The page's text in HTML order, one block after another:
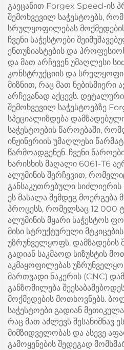
გაეცანით Forgex Speed-ის
შემოხვევილ საჭესტოებს,
სრულყოფილებას
ჩვენი საჭესტოები
ენთუზიასტების და
და მათ არჩევენ უმაღლესი
კონსტრუქციის და
მიზნით, რაც მათ ნებისმიერი
არჩევანად აქცევს.
შემოხვევილ საჭესტოებზე
სპეციალიზდება
საჭესტოების წაროებაში,
ინჟინერიის უმაღლესი
წარმოადგენენ. ჩვენი
ხარისხის მაღალი 6061-T6
ალუმინის შერჩევით,
განსაკუთრებული
ეს მასალა შემდეგ მოერგება
პროცესს, რომელსაც 12 000
ალუმინის მყარი საჭესტოს
მისი სტრუქტურული
უზრუნველყოფს. დამზადების
გადიან საკმაოდ სიზუსტის
აკმაყოფილებას
მართვადი ნაკერის (CNC)
განზომილება
მოქმედების მოთხოვნებს.
საჭესტოები გადიან
რაც მათ აძლევს შესანიშნავ
მიმზიდველობას და ასევე
გამოყენების შედეგად